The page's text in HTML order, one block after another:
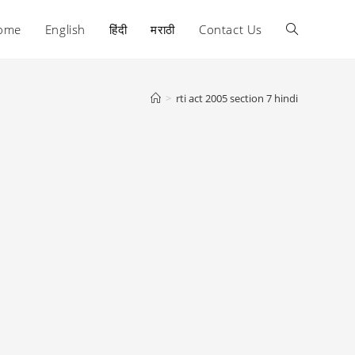
English हिंदी मराठी Contact Us Toggle
> rti act 2005 section 7 hindi